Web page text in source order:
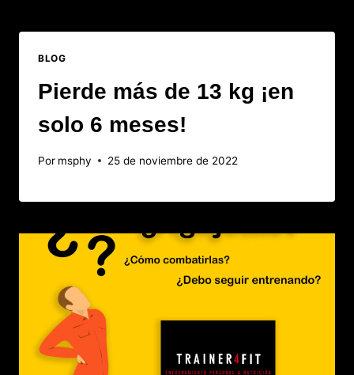
BLOG
Pierde más de 13 kg ¡en
solo 6 meses!
Por msphy 25 de noviembre de 2022